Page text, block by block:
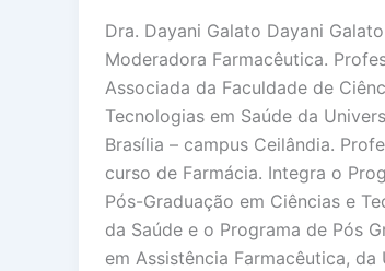
Dra. Dayani Galato Dayani Galato
Moderadora Farmacêutica.
Associada da Faculdade de
Tecnologias em Saúde da
Brasília – campus Ceilândia.
curso de Farmácia. Integra o
Pós-Graduação em Ciências e
da Saúde e o Programa de Pós
em Assistência Farmacêutica, da